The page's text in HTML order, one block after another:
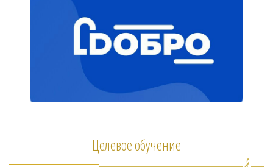
Целевое обучение